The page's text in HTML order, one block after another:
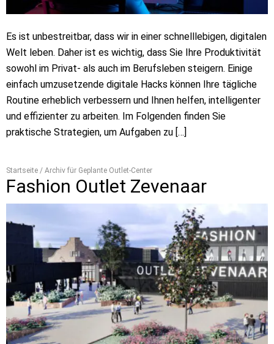
Es ist unbestreitbar, dass wir in einer schnelllebigen, digitalen
Welt leben. Daher ist es wichtig, dass Sie Ihre Produktivität
sowohl im Privat- als auch im Berufsleben steigern. Einige
einfach umzusetzende digitale Hacks können Ihre tägliche
Routine erheblich verbessern und Ihnen helfen, intelligenter
und effizienter zu arbeiten. Im Folgenden finden Sie
praktische Strategien, um Aufgaben zu […]
Startseite / Archiv für Geplante Outlet-Center
Fashion Outlet Zevenaar